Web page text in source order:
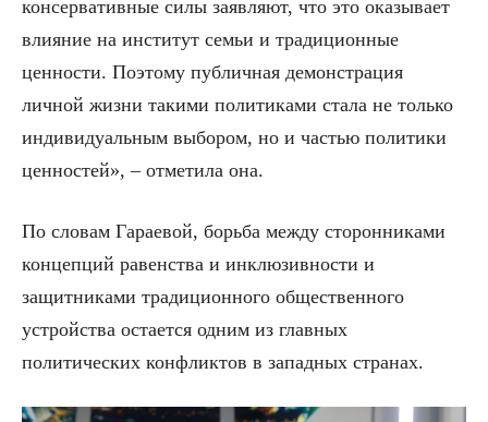
консервативные силы заявляют, что это оказывает
влияние на институт семьи и традиционные
ценности. Поэтому публичная демонстрация
личной жизни такими политиками стала не только
индивидуальным выбором, но и частью политики
ценностей», – отметила она.
По словам Гараевой, борьба между сторонниками
концепций равенства и инклюзивности и
защитниками традиционного общественного
устройства остается одним из главных
политических конфликтов в западных странах.